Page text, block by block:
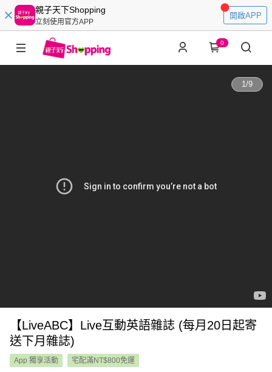
親子天下Shopping
立刻使用官方APP
開啟APP
0
1/9
【LiveABC】Live互動英語雜誌 (每月20日起寄
送下月雜誌)
App 獨享活動 宅配滿NT$800免運